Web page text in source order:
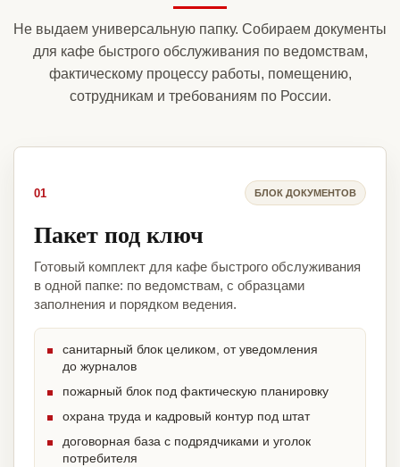
Не выдаем универсальную папку. Собираем документы
для кафе быстрого обслуживания по ведомствам,
фактическому процессу работы, помещению,
сотрудникам и требованиям по России.
01 БЛОК ДОКУМЕНТОВ
Пакет под ключ
Готовый комплект для кафе быстрого обслуживания
в одной папке: по ведомствам, с образцами
заполнения и порядком ведения.
санитарный блок целиком, от уведомления
до журналов
пожарный блок под фактическую планировку
охрана труда и кадровый контур под штат
договорная база с подрядчиками и уголок
потребителя